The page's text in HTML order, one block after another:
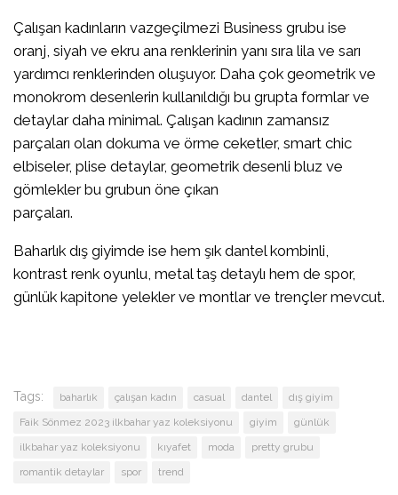
Çalışan kadınların vazgeçilmezi Business grubu ise
oranj, siyah ve ekru ana renklerinin yanı sıra lila ve sarı
yardımcı renklerinden oluşuyor. Daha çok geometrik ve
monokrom desenlerin kullanıldığı bu grupta formlar ve
detaylar daha minimal. Çalışan kadının zamansız
parçaları olan dokuma ve örme ceketler, smart chic
elbiseler, plise detaylar, geometrik desenli bluz ve
gömlekler bu grubun öne çıkan
parçaları.
Baharlık dış giyimde ise hem şık dantel kombinli,
kontrast renk oyunlu, metal taş detaylı hem de spor,
günlük kapitone yelekler ve montlar ve trençler mevcut.
Tags: baharlık çalışan kadın casual dantel
dış giyim
Faik Sönmez 2023 ilkbahar yaz koleksiyonu
giyim
günlük
ilkbahar yaz koleksiyonu
kıyafet moda
pretty grubu
romantik detaylar
spor trend